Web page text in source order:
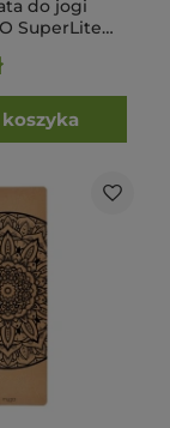
do jogi
SuperLite
koszyka